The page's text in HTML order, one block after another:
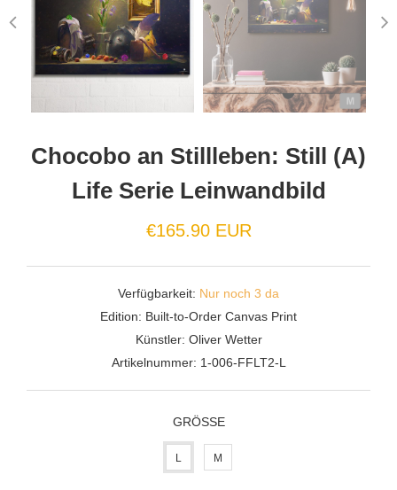
Chocobo an Stillleben: Still (A)
Life Serie Leinwandbild
€165.90 EUR
Verfügbarkeit: Nur noch 3 da
Edition: Built-to-Order Canvas Print
Künstler: Oliver Wetter
Artikelnummer: 1-006-FFLT2-L
GRÖSSE
L M